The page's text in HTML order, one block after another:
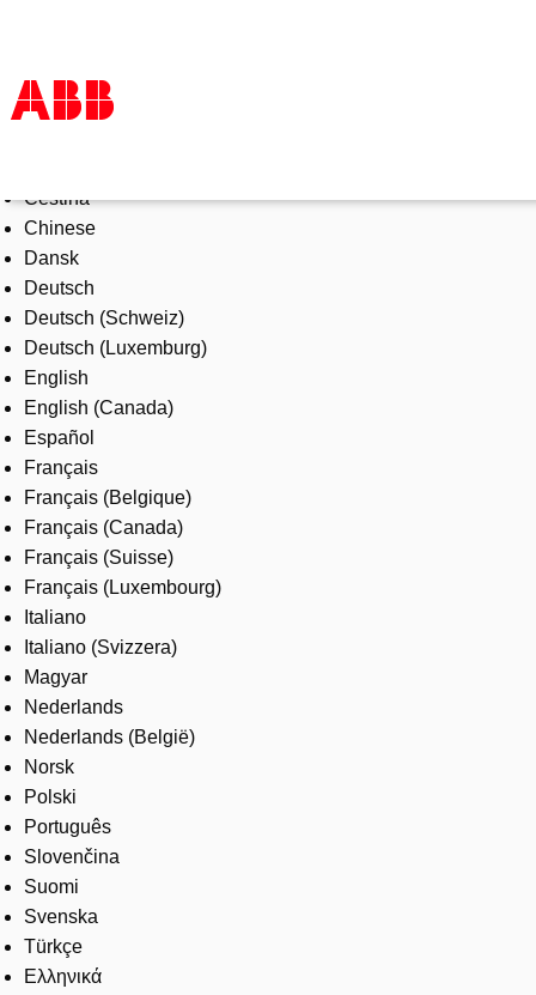
Products & Solutions
Industries
Services
About us
Where to buy
Contact us
Careers
Čeština
Chinese
Dansk
Deutsch
Deutsch (Schweiz)
Deutsch (Luxemburg)
English
English (Canada)
Español
Français
Français (Belgique)
Français (Canada)
Français (Suisse)
Français (Luxembourg)
Italiano
Italiano (Svizzera)
Magyar
Nederlands
Nederlands (België)
Norsk
Polski
Português
Slovenčina
Suomi
Svenska
Türkçe
Ελληνικά